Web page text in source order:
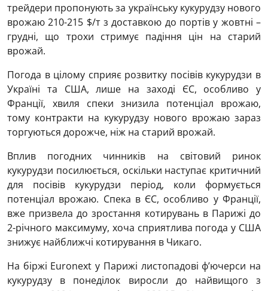
трейдери пропонують за українську кукурудзу нового
врожаю 210-215 $/т з доставкою до портів у жовтні –
грудні, що трохи стримує падіння цін на старий
врожай.
Погода в цілому сприяє розвитку посівів кукурудзи в
Україні та США, лише на заході ЄС, особливо у
Франції, хвиля спеки знизила потенціал врожаю,
тому контракти на кукурудзу нового врожаю зараз
торгуються дорожче, ніж на старий врожай.
Вплив погодних чинників на світовий ринок
кукурудзи посилюється, оскільки наступає критичний
для посівів кукурудзи період, коли формується
потенціал врожаю. Спека в ЄС, особливо у Франції,
вже призвела до зростання котирувань в Парижі до
2-річного максимуму, хоча сприятлива погода у США
знижує найближчі котирування в Чикаго.
На біржі Euronext у Парижі листопадові ф’ючерси на
кукурудзу в понеділок виросли до найвищого з